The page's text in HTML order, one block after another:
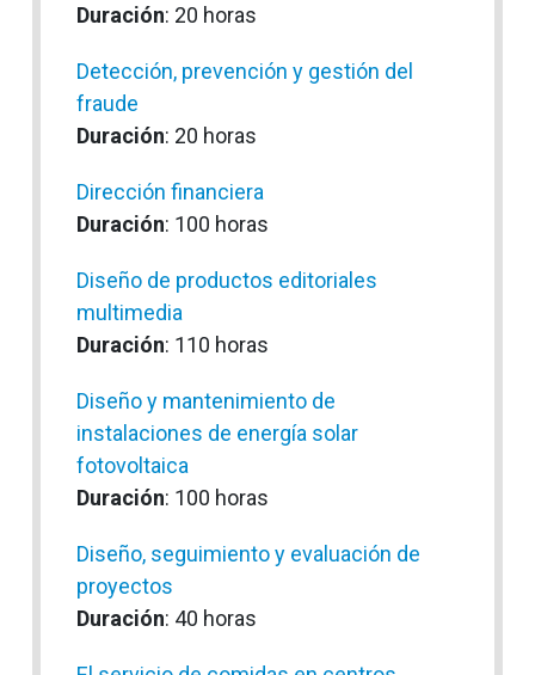
Duración: 20 horas
Detección, prevención y gestión del
fraude
Duración: 20 horas
Dirección financiera
Duración: 100 horas
Diseño de productos editoriales
multimedia
Duración: 110 horas
Diseño y mantenimiento de
instalaciones de energía solar
fotovoltaica
Duración: 100 horas
Diseño, seguimiento y evaluación de
proyectos
Duración: 40 horas